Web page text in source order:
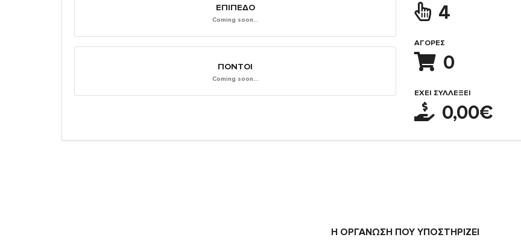
ΕΠΊΠΕΔΟ
Coming soon...
ΠΌΝΤΟΙ
Coming soon...
4
ΑΓΟΡΈΣ
0
ΈΧΕΙ ΣΥΛΛΈΞΕΙ
0,00€
Η ΟΡΓΆΝΩΣΗ ΠΟΥ ΥΠΟΣΤΗΡΙΖΕΙ